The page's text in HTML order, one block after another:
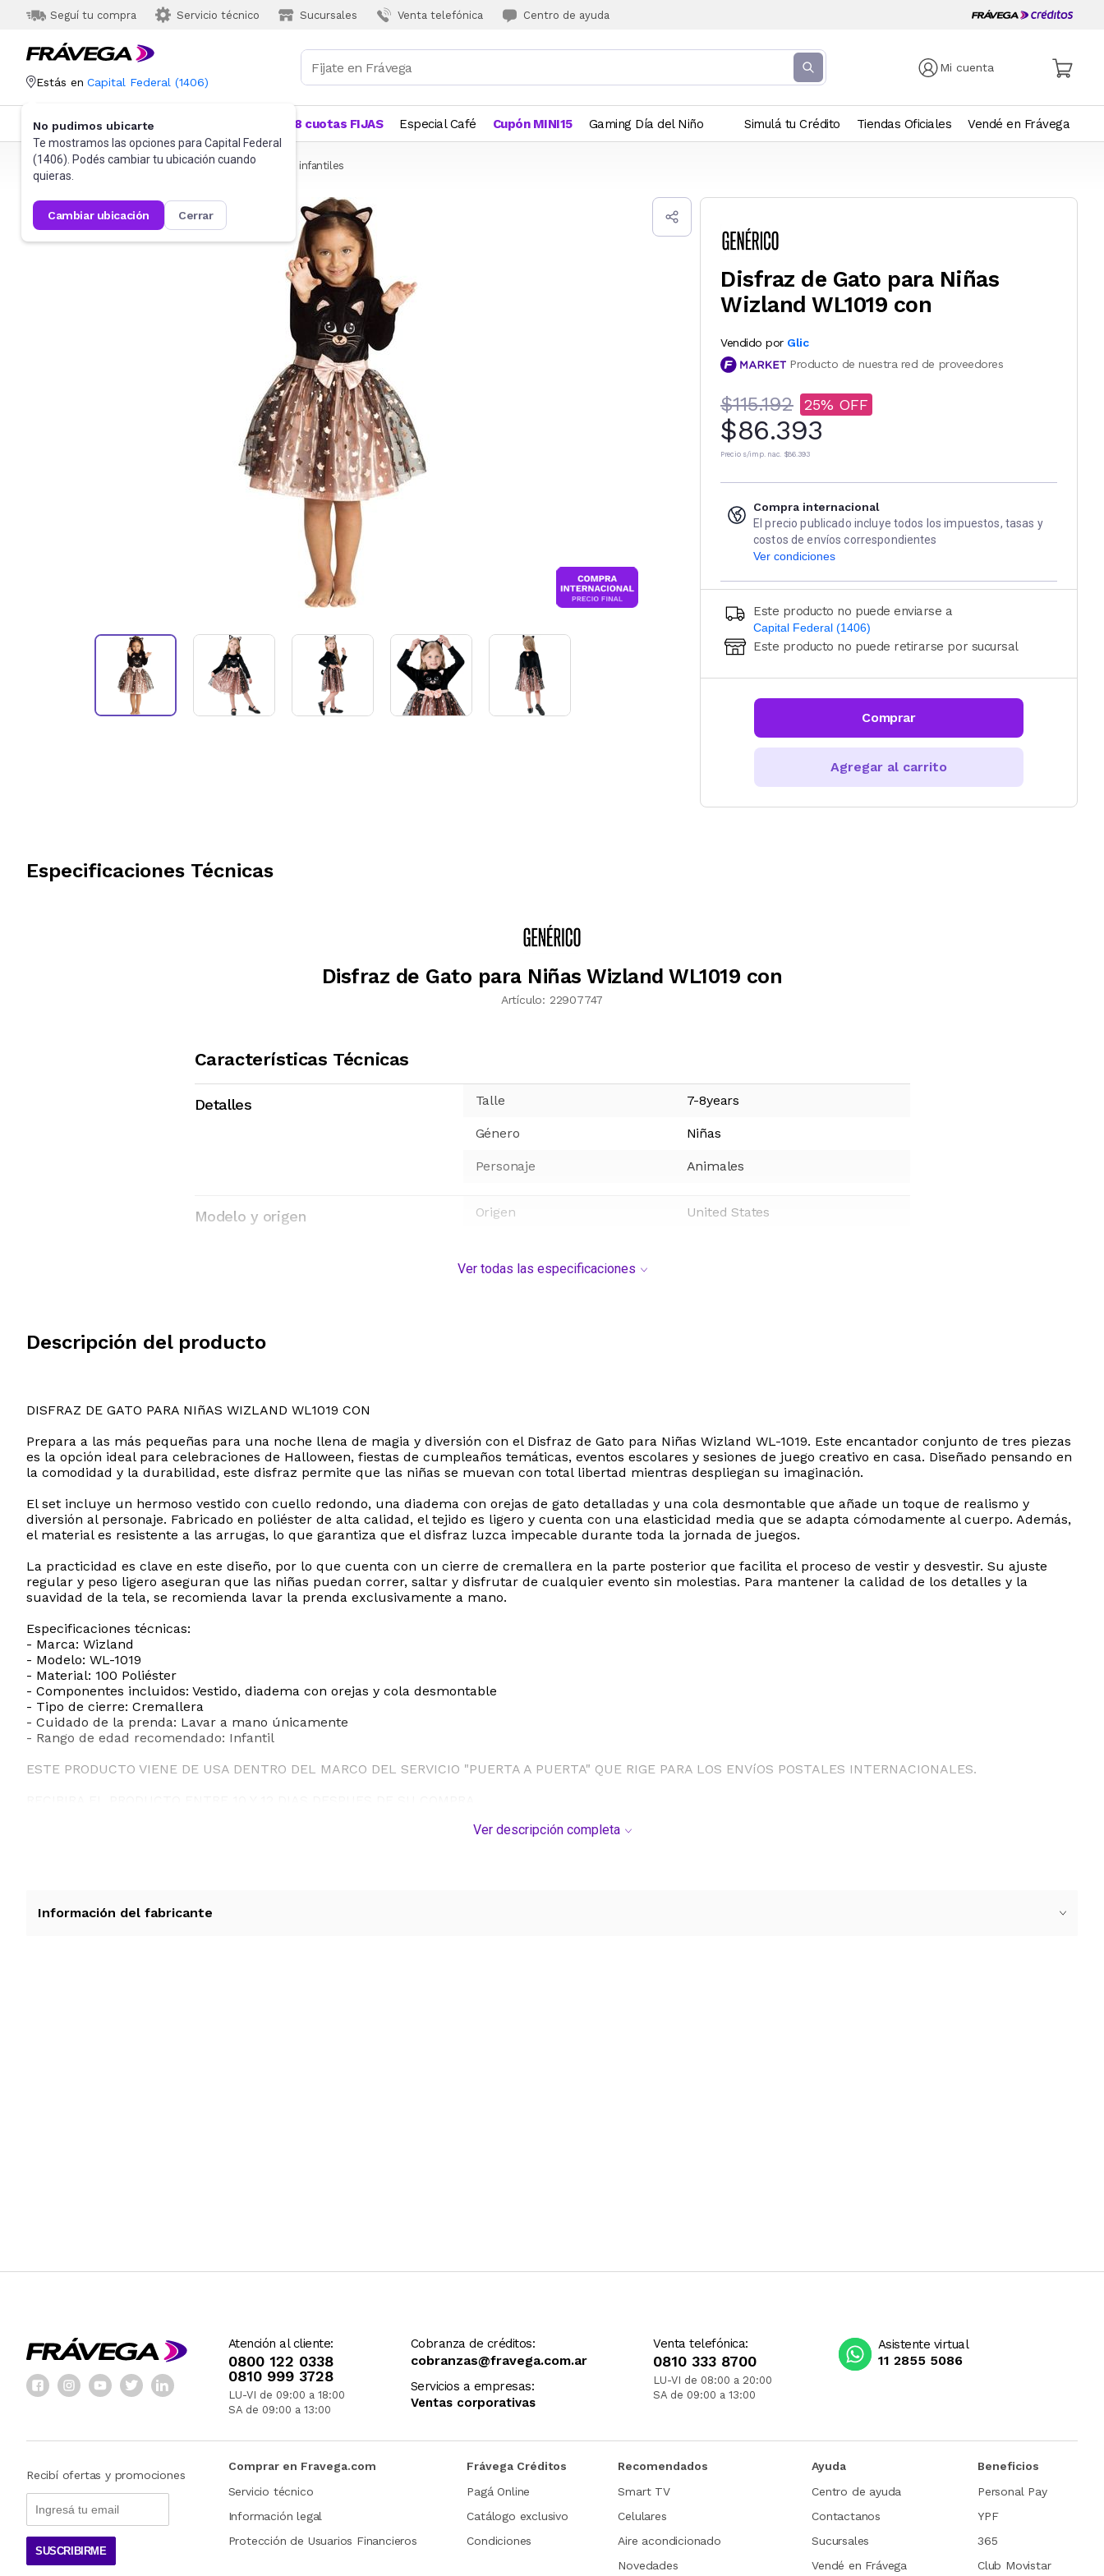
Seguí tu compra Servicio técnico Sucursales Venta telefónica Centro de ayuda
Mi cuenta
Estás en Capital Federal (1406)
No pudimos ubicarte
Te mostramos las opciones para Capital Federal
(1406). Podés cambiar tu ubicación cuando
quieras.
cambiar ubicación cerrar
Categorías Más Vendidos 18 cuotas FIJAS Especial Café Cupón MINI15 Gaming Día del Niño Simulá tu Crédito Tiendas Oficiales Vendé en Frávega
Frávega Juguetes y Juegos Disfraces Disfraces infantiles
Disfraz de Gato para Niñas
Wizland WL1019 con
Vendido por Glic
Producto de nuestra red de proveedores
$115.192 25
$86.393
Precio s/imp. nac. $86.393
Compra internacional
El precio publicado incluye todos los impuestos, tasas y
costos de envíos correspondientes
Ver condiciones
Este producto no puede enviarse a
Capital Federal (1406)
Ingresá código postal (sólo números)
CALCULAR
Este producto no puede retirarse por sucursal
Comprar
Agregar al carrito
Especificaciones Técnicas
Disfraz de Gato para Niñas Wizland WL1019 con
Artículo: 22907747
Características Técnicas
Detalles Talle 7-8years
Género Niñas
Personaje Animales
Modelo y origen Origen United States
Ver todas las especificaciones
Descripción del producto
DISFRAZ DE GATO PARA NIñAS WIZLAND WL1019 CON
Prepara a las más pequeñas para una noche llena de magia y diversión con el Disfraz de Gato para Niñas Wizland WL-1019. Este encantador conjunto de tres piezas
es la opción ideal para celebraciones de Halloween, fiestas de cumpleaños temáticas, eventos escolares y sesiones de juego creativo en casa. Diseñado pensando en
la comodidad y la durabilidad, este disfraz permite que las niñas se muevan con total libertad mientras despliegan su imaginación.
El set incluye un hermoso vestido con cuello redondo, una diadema con orejas de gato detalladas y una cola desmontable que añade un toque de realismo y
diversión al personaje. Fabricado en poliéster de alta calidad, el tejido es ligero y cuenta con una elasticidad media que se adapta cómodamente al cuerpo. Además,
el material es resistente a las arrugas, lo que garantiza que el disfraz luzca impecable durante toda la jornada de juegos.
La practicidad es clave en este diseño, por lo que cuenta con un cierre de cremallera en la parte posterior que facilita el proceso de vestir y desvestir. Su ajuste
regular y peso ligero aseguran que las niñas puedan correr, saltar y disfrutar de cualquier evento sin molestias. Para mantener la calidad de los detalles y la
suavidad de la tela, se recomienda lavar la prenda exclusivamente a mano.
Especificaciones técnicas:
- Marca: Wizland
- Modelo: WL-1019
- Material: 100 Poliéster
- Componentes incluidos: Vestido, diadema con orejas y cola desmontable
- Tipo de cierre: Cremallera
- Cuidado de la prenda: Lavar a mano únicamente
- Rango de edad recomendado: Infantil
ESTE PRODUCTO VIENE DE USA DENTRO DEL MARCO DEL SERVICIO "PUERTA A PUERTA" QUE RIGE PARA LOS ENVíOS POSTALES INTERNACIONALES.
Ver descripción completa
Información del fabricante
Atención al cliente:
0800 122 0338
0810 999 3728
LU-VI de 09:00 a 18:00
SA de 09:00 a 13:00
Cobranza de créditos:
cobranzas@fravega.com.ar
Servicios a empresas:
Ventas corporativas
Venta telefónica:
0810 333 8700
LU-VI de 08:00 a 20:00
SA de 09:00 a 13:00
Asistente virtual
11 2855 5086
Recibí ofertas y promociones
SUSCRIBIRME
Comprar en Fravega.com
Servicio técnico
Información legal
Protección de Usuarios Financieros
Frávega Créditos
Pagá Online
Catálogo exclusivo
Condiciones
Recomendados
Smart TV
Celulares
Aire acondicionado
Novedades
Ayuda
Centro de ayuda
Contactanos
Sucursales
Vendé en Frávega
Beneficios
Personal Pay
YPF
365
Club Movistar